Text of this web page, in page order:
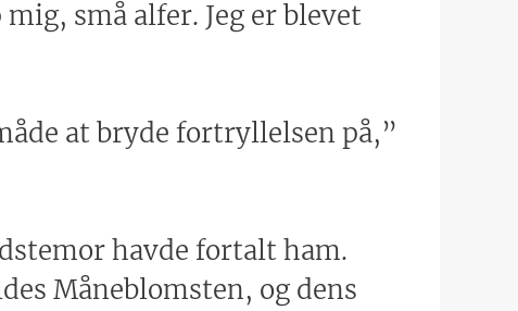
små alfer. Jeg er blevet
at bryde fortryllelsen på,”
havde fortalt ham.
Måneblomsten, og dens